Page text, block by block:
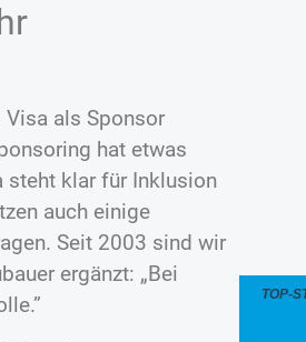
Visa als Sponsor
hat etwas
steht klar für Inklusion
auch einige
Seit 2003 sind wir
ergänzt: „Bei
TOP-